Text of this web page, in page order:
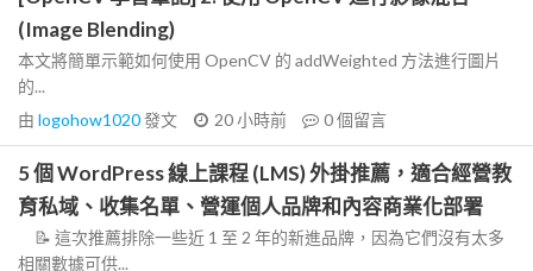
(Image Blending)
本文將簡單示範如何使用 OpenCV 的 addWeighted 方法進行圖片
的...
由 logohow1020發文 20 小時前 0個留言
5 個 WordPress 線上課程 (LMS) 外掛推薦，適合經營教
育私域、收集名單、營運個人品牌和內容商業化部署
📝 這次推薦排除一些近 1 至 2 年的新進品牌，因為它們沒有太多
相關數據可供...